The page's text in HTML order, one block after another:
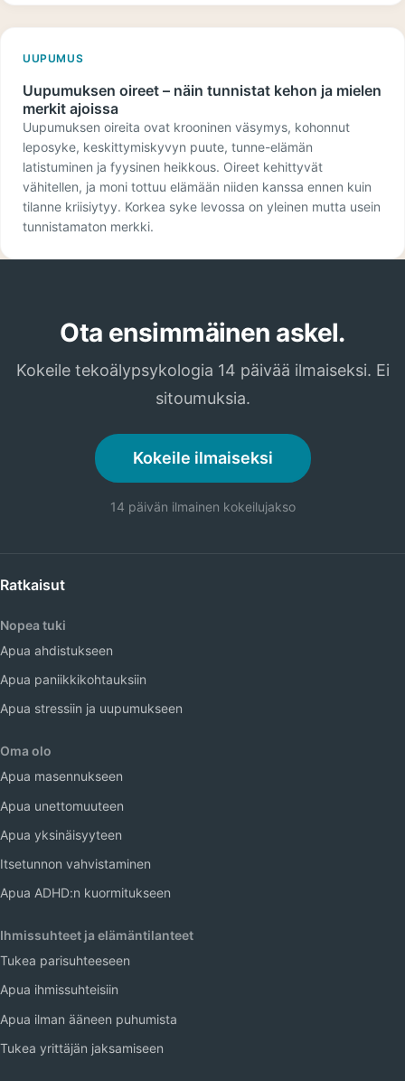
UUPUMUS
Uupumuksen oireet – näin tunnistat kehon ja mielen
merkit ajoissa
Uupumuksen oireita ovat krooninen väsymys, kohonnut
leposyke, keskittymiskyvyn puute, tunne-elämän
latistuminen ja fyysinen heikkous. Oireet kehittyvät
vähitellen, ja moni tottuu elämään niiden kanssa ennen kuin
tilanne kriisiytyy. Korkea syke levossa on yleinen mutta usein
tunnistamaton merkki.
Ota ensimmäinen askel.
Kokeile tekoälypsykologia 14 päivää ilmaiseksi. Ei
sitoumuksia.
Kokeile ilmaiseksi
14 päivän ilmainen kokeilujakso
Ratkaisut
Nopea tuki
Apua ahdistukseen
Apua paniikkikohtauksiin
Apua stressiin ja uupumukseen
Oma olo
Apua masennukseen
Apua unettomuuteen
Apua yksinäisyyteen
Itsetunnon vahvistaminen
Apua ADHD:n kuormitukseen
Ihmissuhteet ja elämäntilanteet
Tukea parisuhteeseen
Apua ihmissuhteisiin
Apua ilman ääneen puhumista
Tukea yrittäjän jaksamiseen